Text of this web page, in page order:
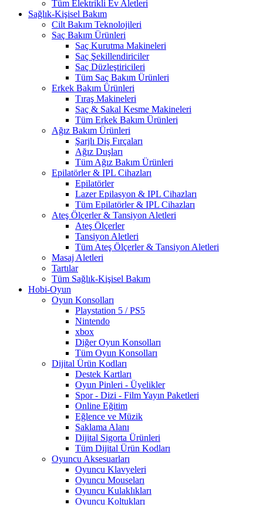
Tüm Elektrikli Ev Aletleri
Sağlık-Kişisel Bakım
Cilt Bakım Teknolojileri
Saç Bakım Ürünleri
Saç Kurutma Makineleri
Saç Şekillendiriciler
Saç Düzleştiricileri
Tüm Saç Bakım Ürünleri
Erkek Bakım Ürünleri
Tıraş Makineleri
Saç & Sakal Kesme Makineleri
Tüm Erkek Bakım Ürünleri
Ağız Bakım Ürünleri
Şarjlı Diş Fırçaları
Ağız Duşları
Tüm Ağız Bakım Ürünleri
Epilatörler & IPL Cihazları
Epilatörler
Lazer Epilasyon & IPL Cihazları
Tüm Epilatörler & IPL Cihazları
Ateş Ölçerler & Tansiyon Aletleri
Ateş Ölçerler
Tansiyon Aletleri
Tüm Ateş Ölçerler & Tansiyon Aletleri
Masaj Aletleri
Tartılar
Tüm Sağlık-Kişisel Bakım
Hobi-Oyun
Oyun Konsolları
Playstation 5 / PS5
Nintendo
xbox
Diğer Oyun Konsolları
Tüm Oyun Konsolları
Dijital Ürün Kodları
Destek Kartları
Oyun Pinleri - Üyelikler
Spor - Dizi - Film Yayın Paketleri
Online Eğitim
Eğlence ve Müzik
Saklama Alanı
Dijital Sigorta Ürünleri
Tüm Dijital Ürün Kodları
Oyuncu Aksesuarları
Oyuncu Klavyeleri
Oyuncu Mouseları
Oyuncu Kulaklıkları
Oyuncu Koltukları